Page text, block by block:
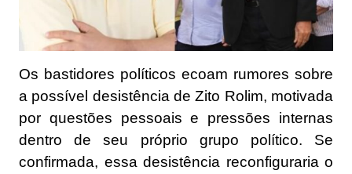
Os bastidores políticos ecoam rumores sobre
a possível desistência de Zito Rolim, motivada
por questões pessoais e pressões internas
dentro de seu próprio grupo político. Se
confirmada, essa desistência reconfiguraria o